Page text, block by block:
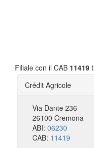
Filiale con il CAB 11419
Crédit Agricole
Via Dante 236
26100 Cremona
ABI: 06230
CAB: 11419